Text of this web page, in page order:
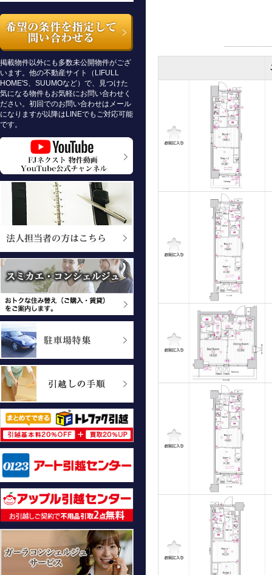
掲載物件以外にも多数未公開物件がござ
います。他の不動産サイト（LIFULL
HOME'S、SUUMOなど）で、見つけた
気になる物件もお気軽にお問い合わせく
ださい。初回でのお問い合わせはメール
になりますが以降はLINEでもご対応可能
です。